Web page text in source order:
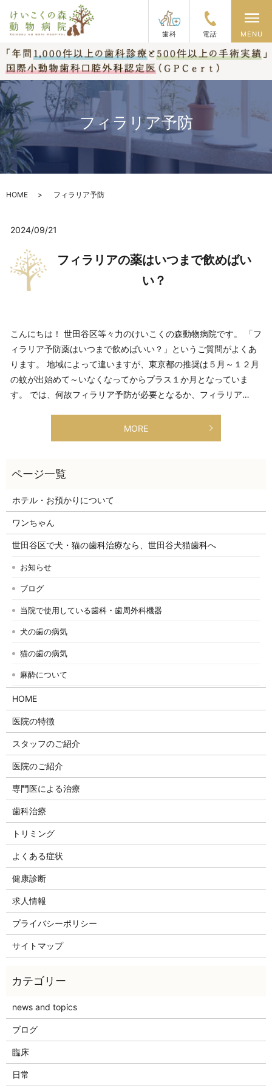
歯科 電話
メ
MENU
フィラリア予防
HOME フィラリア予防
2024/09/21
フィラリアの薬はいつまで飲めばい
い？
こんにちは！ 世田谷区等々力のけいこくの森動物病院です。 「フ
ィラリア予防薬はいつまで飲めばいい？」というご質問がよくあ
ります。 地域によって違いますが、東京都の推奨は５月～１２月
の蚊が出始めて～いなくなってからプラス１か月となっていま
す。 では、何故フィラリア予防が必要となるか、フィラリア…
MORE
ホテル・お預かりについて
ワンちゃん
世田谷区で犬・猫の歯科治療なら、世田谷犬猫歯科へ
お知らせ
ブログ
当院で使用している歯科・歯周外科機器
犬の歯の病気
猫の歯の病気
麻酔について
HOME
医院の特徴
スタッフのご紹介
医院のご紹介
専門医による治療
歯科治療
トリミング
よくある症状
健康診断
求人情報
プライバシーポリシー
サイトマップ
news and topics
ブログ
臨床
日常